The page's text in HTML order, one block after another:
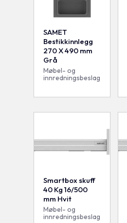
SAMET
Bestikkinnlegg
270 X 490 mm
Grå
Møbel- og
innredningsbeslag
Smartbox skuff
40 Kg 16/500
mm Hvit
Møbel- og
innredningsbeslag